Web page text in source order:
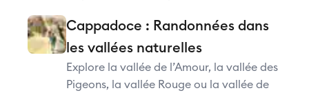
Cappadoce : Randonnées dans
les vallées naturelles
Explore la vallée de l’Amour, la vallée des
Pigeons, la vallée Rouge ou la vallée de